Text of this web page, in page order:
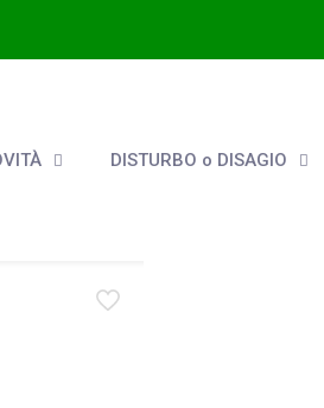
DISTURBO o DISAGIO